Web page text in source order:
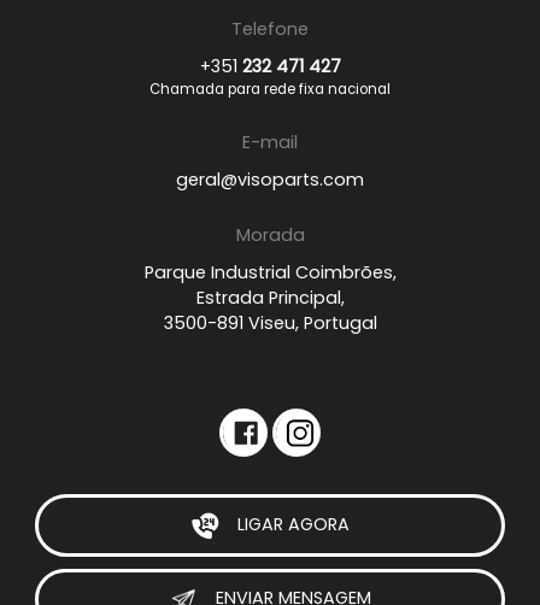
Telefone
+351 232 471 427
Chamada para rede fixa nacional
E-mail
geral@visoparts.com
Morada
Parque Industrial Coimbrões,
Estrada Principal,
3500-891 Viseu, Portugal
LIGAR AGORA
ENVIAR MENSAGEM